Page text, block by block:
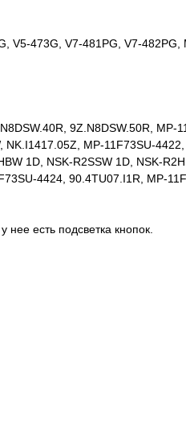
V5-473G, V7-481PG, V7-
9Z.N8DSW.50R,
MP-11F73SU-
1D, NSK-R2SSW 1D, NSK-
4424, 90.4TU07.I1R, MP-
есть подсветка кнопок.